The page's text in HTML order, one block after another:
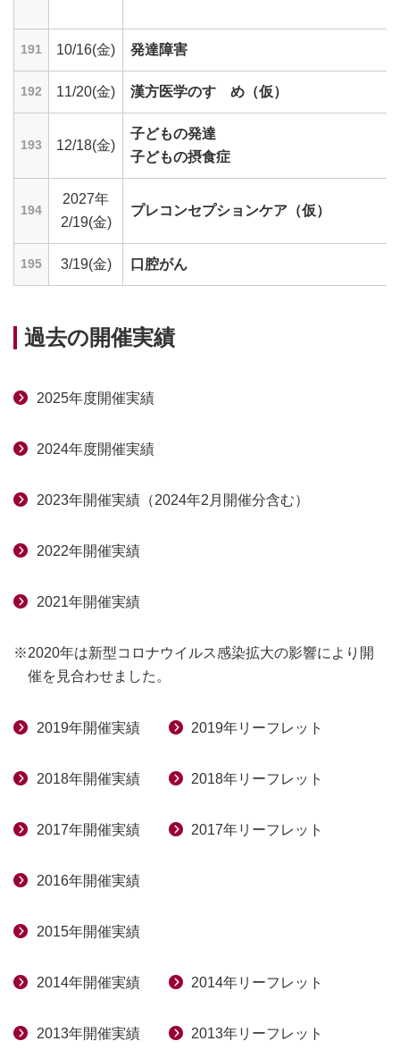
191 10/16(金) 発達障害
192 11/20(金) 漢方医学のすゝめ（仮）
193 12/18(金)
子どもの発達
子どもの摂食症
194
2027年
2/19(金)
プレコンセプションケア（仮）
195 3/19(金) 口腔がん
過去の開催実績
2025年度開催実績
2024年度開催実績
2023年開催実績（2024年2月開催分含む）
2022年開催実績
2021年開催実績
※2020年は新型コロナウイルス感染拡大の影響により開
催を見合わせました。
2019年開催実績 2019年リーフレット
2018年開催実績 2018年リーフレット
2017年開催実績 2017年リーフレット
2016年開催実績
2015年開催実績
2014年開催実績 2014年リーフレット
2013年開催実績 2013年リーフレット